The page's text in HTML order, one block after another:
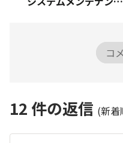
コ
12 件の返信 (新着